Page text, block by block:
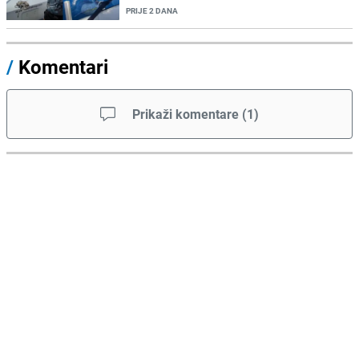
PRIJE 2 DANA
/ Komentari
Prikaži komentare (1)